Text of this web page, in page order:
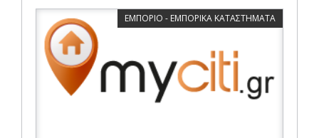
ΕΜΠΟΡΙΟ - ΕΜΠΟΡΙΚΑ ΚΑΤΑΣΤΗΜΑΤΑ